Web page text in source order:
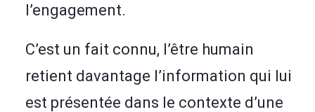
l’engagement.
C’est un fait connu, l’être humain
retient davantage l’information qui lui
est présentée dans le contexte d’une